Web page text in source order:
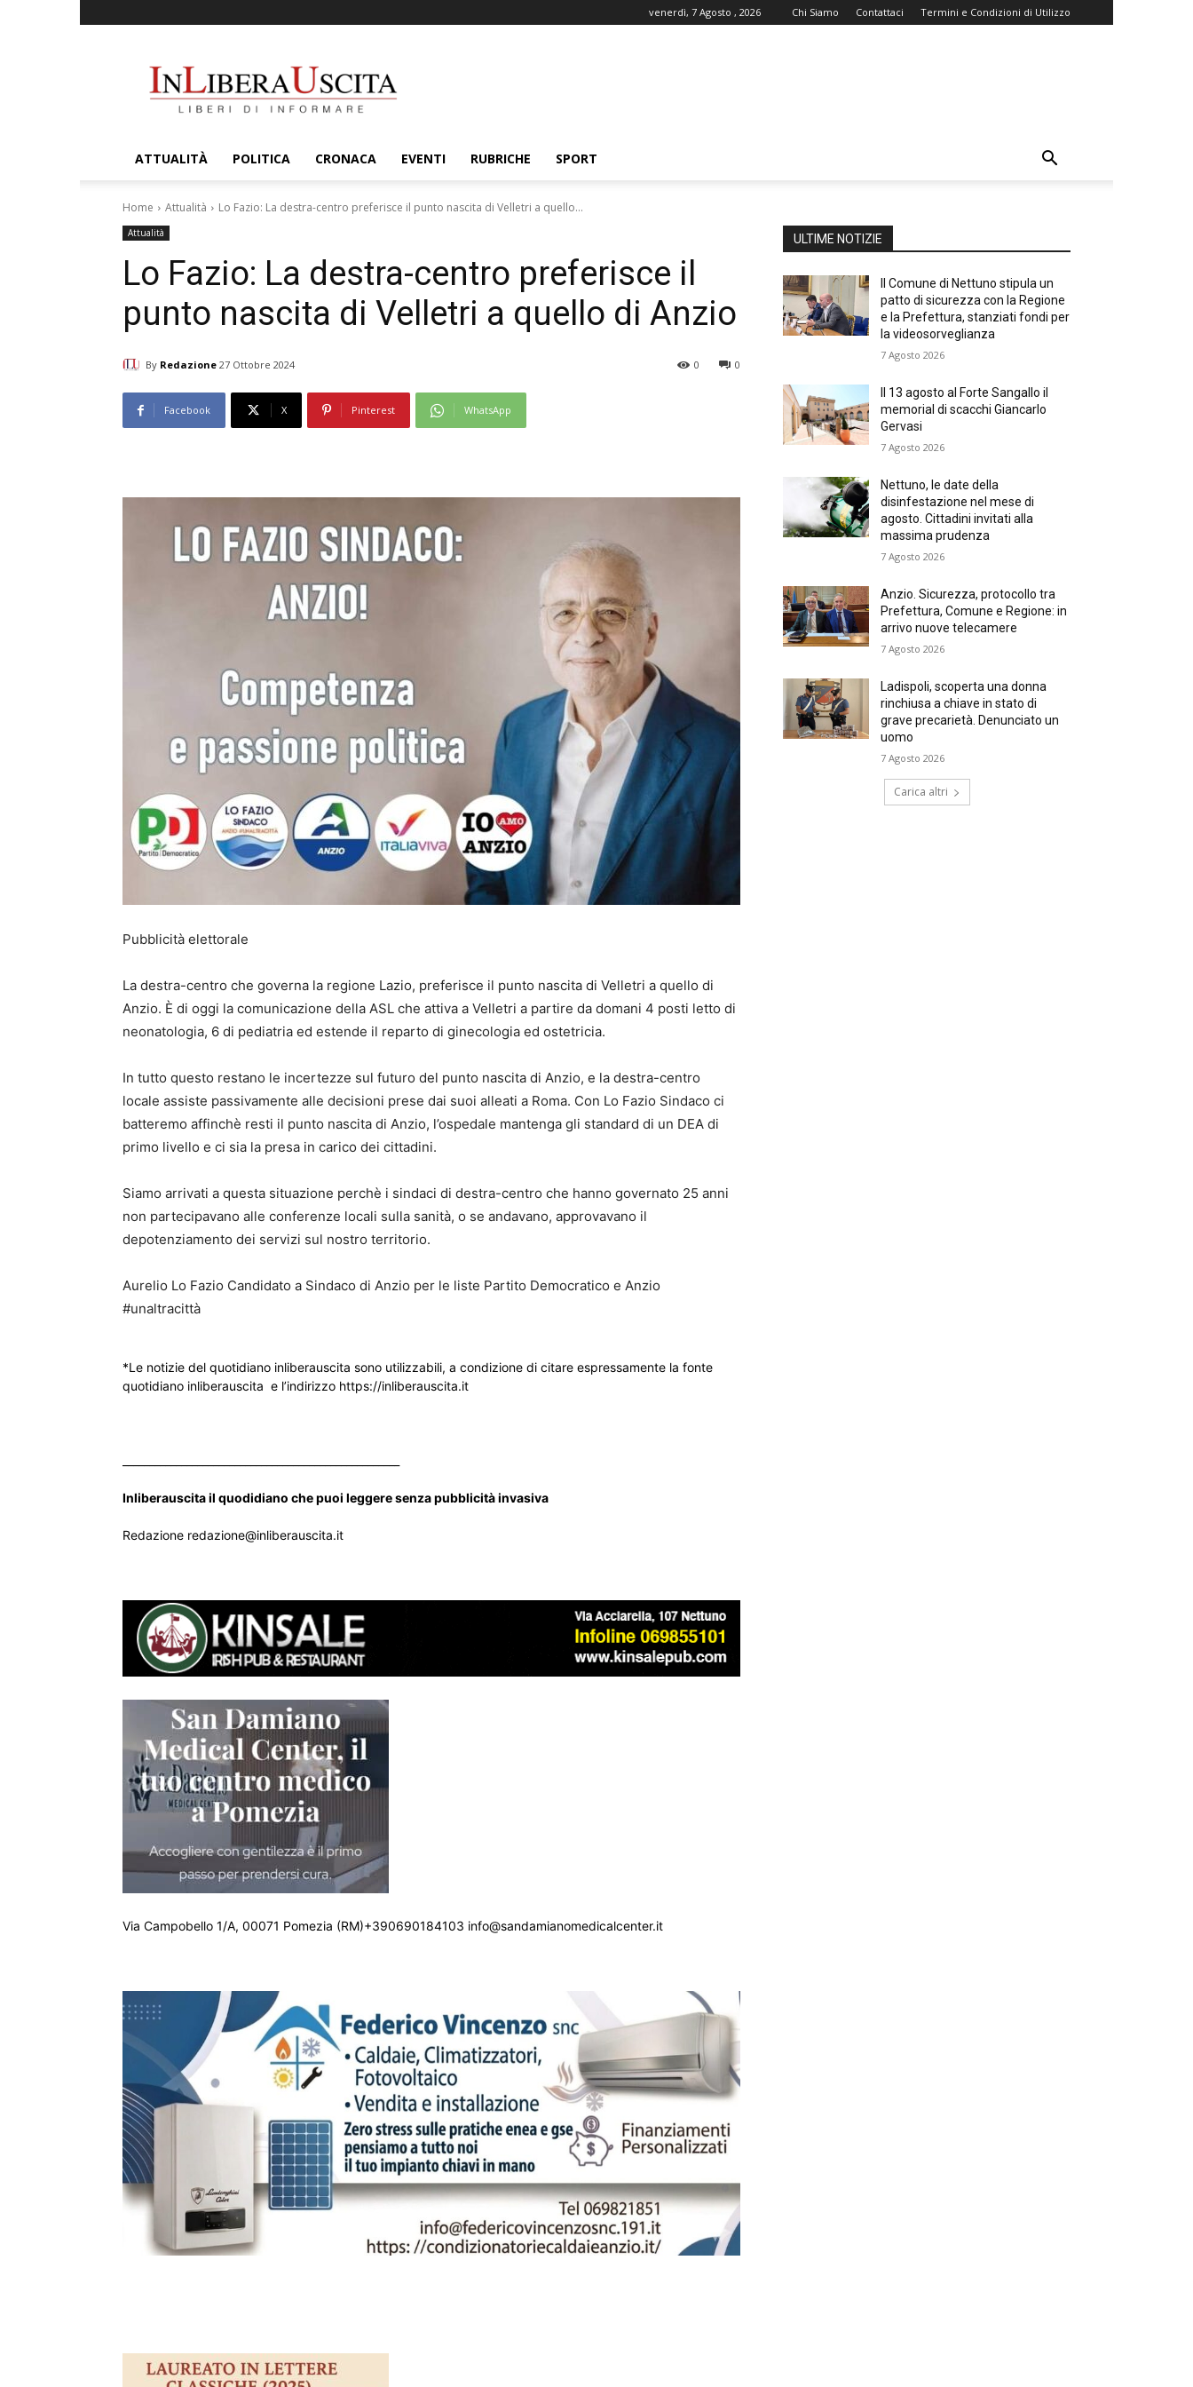
venerdì, 7 Agosto , 2026 Chi Siamo Contattaci Termini e Condizioni di Utilizzo
ATTUALITÀ POLITICA CRONACA EVENTI RUBRICHE SPORT
Home Attualità Lo Fazio: La destra-centro preferisce il punto nascita di Velletri a quello...
Attualità
Lo Fazio: La destra-centro preferisce il
punto nascita di Velletri a quello di Anzio
By Redazione 27 Ottobre 2024 0
0
Facebook X Pinterest WhatsApp
Pubblicità elettorale
La destra-centro che governa la regione Lazio, preferisce il punto nascita di Velletri a quello di
Anzio. È di oggi la comunicazione della ASL che attiva a Velletri a partire da domani 4 posti letto di
neonatologia, 6 di pediatria ed estende il reparto di ginecologia ed ostetricia.
In tutto questo restano le incertezze sul futuro del punto nascita di Anzio, e la destra-centro
locale assiste passivamente alle decisioni prese dai suoi alleati a Roma. Con Lo Fazio Sindaco ci
batteremo affinchè resti il punto nascita di Anzio, l’ospedale mantenga gli standard di un DEA di
primo livello e ci sia la presa in carico dei cittadini.
Siamo arrivati a questa situazione perchè i sindaci di destra-centro che hanno governato 25 anni
non partecipavano alle conferenze locali sulla sanità, o se andavano, approvavano il
depotenziamento dei servizi sul nostro territorio.
Aurelio Lo Fazio Candidato a Sindaco di Anzio per le liste Partito Democratico e Anzio
#unaltracittà
*Le notizie del quotidiano inliberauscita sono utilizzabili, a condizione di citare espressamente la fonte
quotidiano inliberauscita e l’indirizzo https://inliberauscita.it
Inliberauscita il quodidiano che puoi leggere senza pubblicità invasiva
Redazione redazione@inliberauscita.it
Via Campobello 1/A, 00071 Pomezia (RM)+390690184103 info@sandamianomedicalcenter.it
ULTIME NOTIZIE
Il Comune di Nettuno stipula un
patto di sicurezza con la Regione
e la Prefettura, stanziati fondi per
la videosorveglianza
7 Agosto 2026
Il 13 agosto al Forte Sangallo il
memorial di scacchi Giancarlo
Gervasi
7 Agosto 2026
Nettuno, le date della
disinfestazione nel mese di
agosto. Cittadini invitati alla
massima prudenza
7 Agosto 2026
Anzio. Sicurezza, protocollo tra
Prefettura, Comune e Regione: in
arrivo nuove telecamere
7 Agosto 2026
Ladispoli, scoperta una donna
rinchiusa a chiave in stato di
grave precarietà. Denunciato un
uomo
7 Agosto 2026
Carica altri